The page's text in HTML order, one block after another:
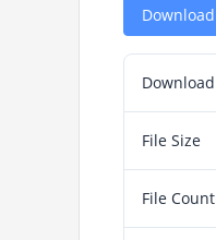
Download
Download
File Size
File Count